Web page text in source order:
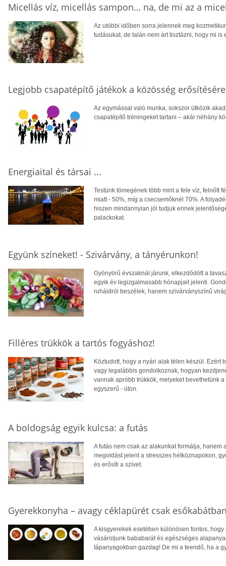
Micellás víz, micellás sampon… na, de mi az a
Az utóbbi időben sorra jelennek meg
tudásukat, de talán nem árt tisztázni, hogy mi is
Legjobb csapatépítő játékok a közösség erősítésére
Az egymással való munka, sokszor ütközik
csapatépítő tréningeket tartani – akár néhány
Energiaital és társai ...
Testünk tömegének több mint a fele víz, felnőtt
miatt - 50%, míg a csecsemőknél 70%. A
hiszen mindannyian jól tudjuk ennek
palackokat.
Együnk színeket! - Szivárvány, a tányérunkon!
Gyönyörű évszaknál járunk, elkezdődött a
egyik év legizgalmasabb hónapjait jelenti.
ruháidról beszélek, hanem szivárványszínű
Filléres trükkök a tartós fogyáshoz!
Köztudott, hogy a nyári alak télen készül.
vagy legalábbis gondolkoznak, hogyan
vannak apróbb trükkök, melyeket bevethetünk
egyszerű - úton.
A boldogság egyik kulcsa: a futás
A futás nem csak az alakunkat formálja,
megoldást jelent a stresszes hétköznapokon,
és erősíti a szívet.
Gyerekkonyha – avagy céklapürét csak
A kisgyerekek esetében különösen fontos,
vásároljunk bababarát és egészséges
tápanyagokban gazdag! De mi a teendő, ha a